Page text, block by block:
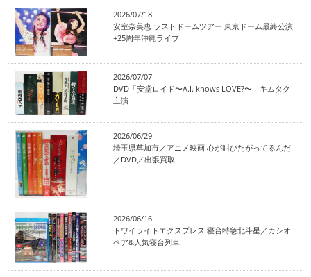
2026/07/18
安室奈美恵 ラストドームツアー 東京ドーム最終公演
+25周年沖縄ライブ
2026/07/07
DVD「安堂ロイド〜A.I. knows LOVE?〜」キムタク
主演
2026/06/29
埼玉県草加市／アニメ映画 心が叫びたがってるんだ
／DVD／出張買取
2026/06/16
トワイライトエクスプレス 寝台特急北斗星／カシオ
ペア&人気寝台列車